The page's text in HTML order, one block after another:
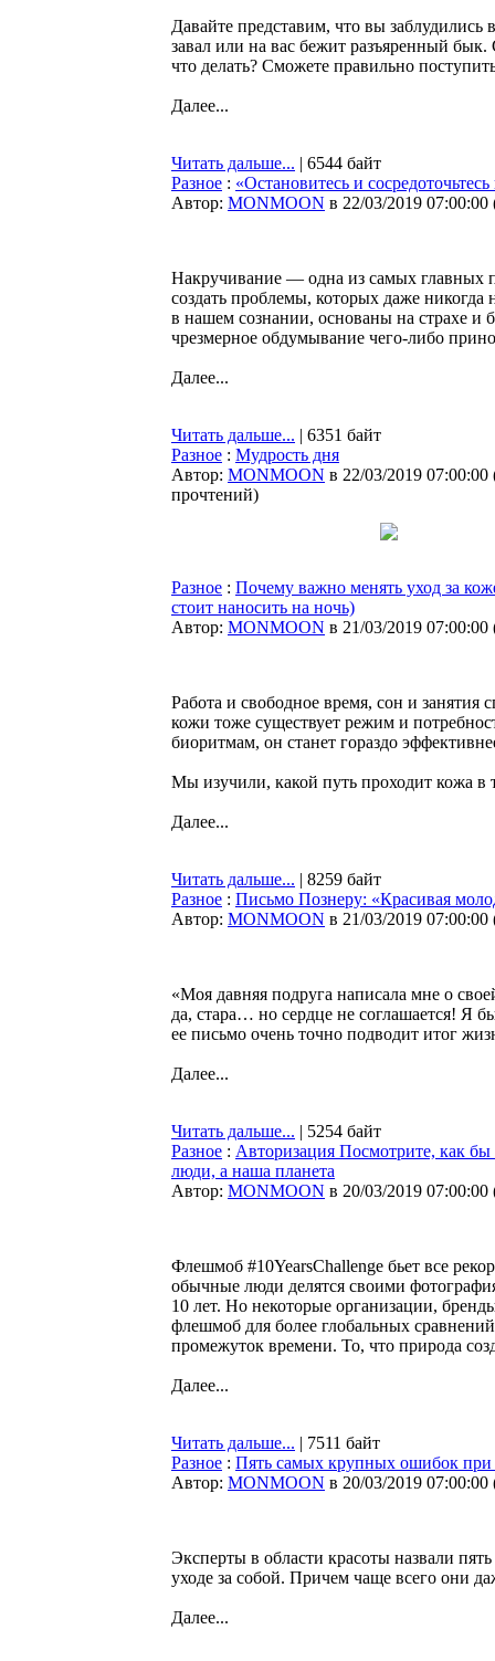
Давайте представим, что вы
завал или на вас бежит разъяренный
что делать? Сможете правильно
Далее...
Читать дальше... | 6544 байт
Разное : «Остановитесь и
Автор: MONMOON в 22/03/2019 07:00:00
Накручивание — одна из самых главных
создать проблемы, которых даже
в нашем сознании, основаны на страхе и
чрезмерное обдумывание чего-либо
Далее...
Читать дальше... | 6351 байт
Разное : Мудрость дня
Автор: MONMOON в 22/03/2019 07:00:00
прочтений)
Разное : Почему важно менять уход за
стоит наносить на ночь)
Автор: MONMOON в 21/03/2019 07:00:00
Работа и свободное время, сон и
кожи тоже существует режим и
биоритмам, он станет гораздо
Мы изучили, какой путь проходит кожа в
Далее...
Читать дальше... | 8259 байт
Разное : Письмо Познеру: «Красивая
Автор: MONMOON в 21/03/2019 07:00:00
«Моя давняя подруга написала мне о
да, стара… но сердце не соглашается! Я
ее письмо очень точно подводит итог
Далее...
Читать дальше... | 5254 байт
Разное : Авторизация Посмотрите, как бы
люди, а наша планета
Автор: MONMOON в 20/03/2019 07:00:00
Флешмоб #10YearsChallenge бьет все
обычные люди делятся своими
10 лет. Но некоторые организации,
флешмоб для более глобальных
промежуток времени. То, что природа
Далее...
Читать дальше... | 7511 байт
Разное : Пять самых крупных ошибок при
Автор: MONMOON в 20/03/2019 07:00:00
Эксперты в области красоты назвали
уходе за собой. Причем чаще всего они
Далее...